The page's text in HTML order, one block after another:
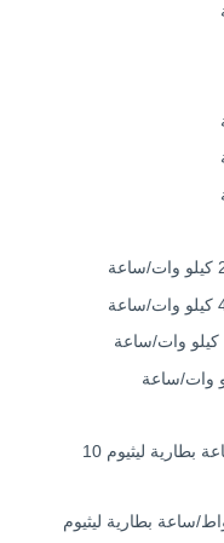
عاكس هجين 5 كيلوواط 10 كيلوواط/ساعة بطارية ليثيوم 10